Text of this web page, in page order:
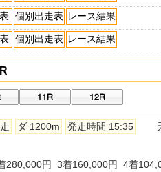
個別出走表 レース結果
個別出走表 レース結果
ダ 1200m 発走時間 15:35
280,000円 3着160,000円 4着